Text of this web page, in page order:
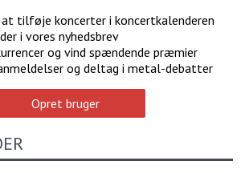
tilføje koncerter i koncertkalenderen
i vores nyhedsbrev
og vind spændende præmier
og deltag i metal-debatter
Opret bruger